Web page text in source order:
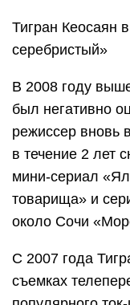
Тигран
серебристый»
В 2008 году
был негативно
режиссер вновь
в течение 2 лет
мини-сериал
товарища» и
около Сочи
С 2007 года
съемках